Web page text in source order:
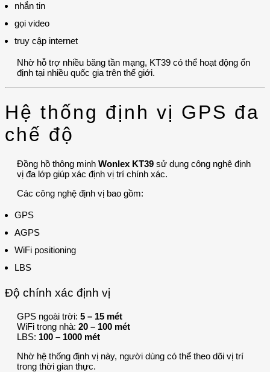
nhắn tin
gọi video
truy cập internet
Nhờ hỗ trợ nhiều băng tần mạng, KT39 có thể hoạt động ổn
định tại nhiều quốc gia trên thế giới.
Hệ thống định vị GPS đa
chế độ
Đồng hồ thông minh Wonlex KT39 sử dụng công nghệ định
vị đa lớp giúp xác định vị trí chính xác.
Các công nghệ định vị bao gồm:
GPS
AGPS
WiFi positioning
LBS
Độ chính xác định vị
GPS ngoài trời: 5 – 15 mét
WiFi trong nhà: 20 – 100 mét
LBS: 100 – 1000 mét
Nhờ hệ thống định vị này, người dùng có thể theo dõi vị trí
trong thời gian thực.